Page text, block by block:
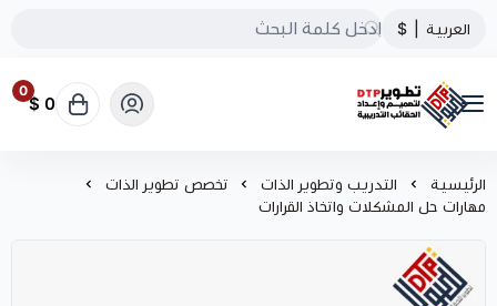
العربية $
تطوير الحقائب التدريبية
0
0 $
الرئيسية التدريب وتطوير الذات
تخصص تطوير الذات
مهارات حل المشكلات واتخاذ القرارات